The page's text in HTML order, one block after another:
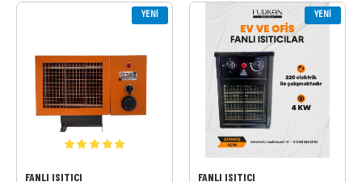
YENI
FANLI ISITICI
YENI
FANLI ISITICI